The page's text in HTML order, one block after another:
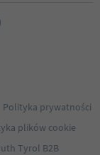
Polityka prywatności
plików cookie
Tyrol B2B